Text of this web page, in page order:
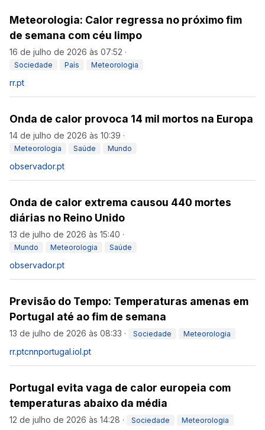
Meteorologia: Calor regressa no próximo fim
de semana com céu limpo
16 de julho de 2026 às 07:52 ·
Sociedade País Meteorologia
rr.pt
Onda de calor provoca 14 mil mortos na Europa
14 de julho de 2026 às 10:39 ·
Meteorologia Saúde Mundo
observador.pt
Onda de calor extrema causou 440 mortes
diárias no Reino Unido
13 de julho de 2026 às 15:40 ·
Mundo Meteorologia Saúde
observador.pt
Previsão do Tempo: Temperaturas amenas em
Portugal até ao fim de semana
13 de julho de 2026 às 08:33 · Sociedade Meteorologia
rr.ptcnnportugal.iol.pt
Portugal evita vaga de calor europeia com
temperaturas abaixo da média
12 de julho de 2026 às 14:28 · Sociedade Meteorologia